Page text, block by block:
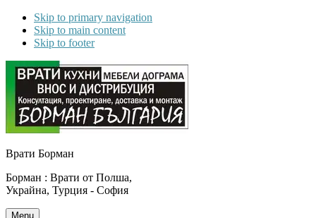
Skip to primary navigation
Skip to main content
Skip to footer
Врати Борман
Борман : Врати от Полша,
Украйна, Турция - София
Menu